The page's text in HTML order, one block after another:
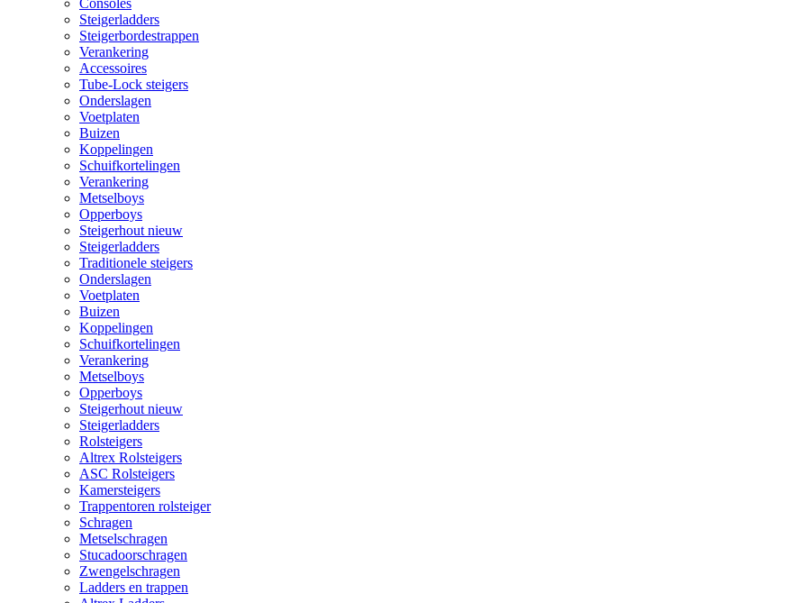
Consoles
Steigerladders
Steigerbordestrappen
Verankering
Accessoires
Tube-Lock steigers
Onderslagen
Voetplaten
Buizen
Koppelingen
Schuifkortelingen
Verankering
Metselboys
Opperboys
Steigerhout nieuw
Steigerladders
Traditionele steigers
Onderslagen
Voetplaten
Buizen
Koppelingen
Schuifkortelingen
Verankering
Metselboys
Opperboys
Steigerhout nieuw
Steigerladders
Rolsteigers
Altrex Rolsteigers
ASC Rolsteigers
Kamersteigers
Trappentoren rolsteiger
Schragen
Metselschragen
Stucadoorschragen
Zwengelschragen
Ladders en trappen